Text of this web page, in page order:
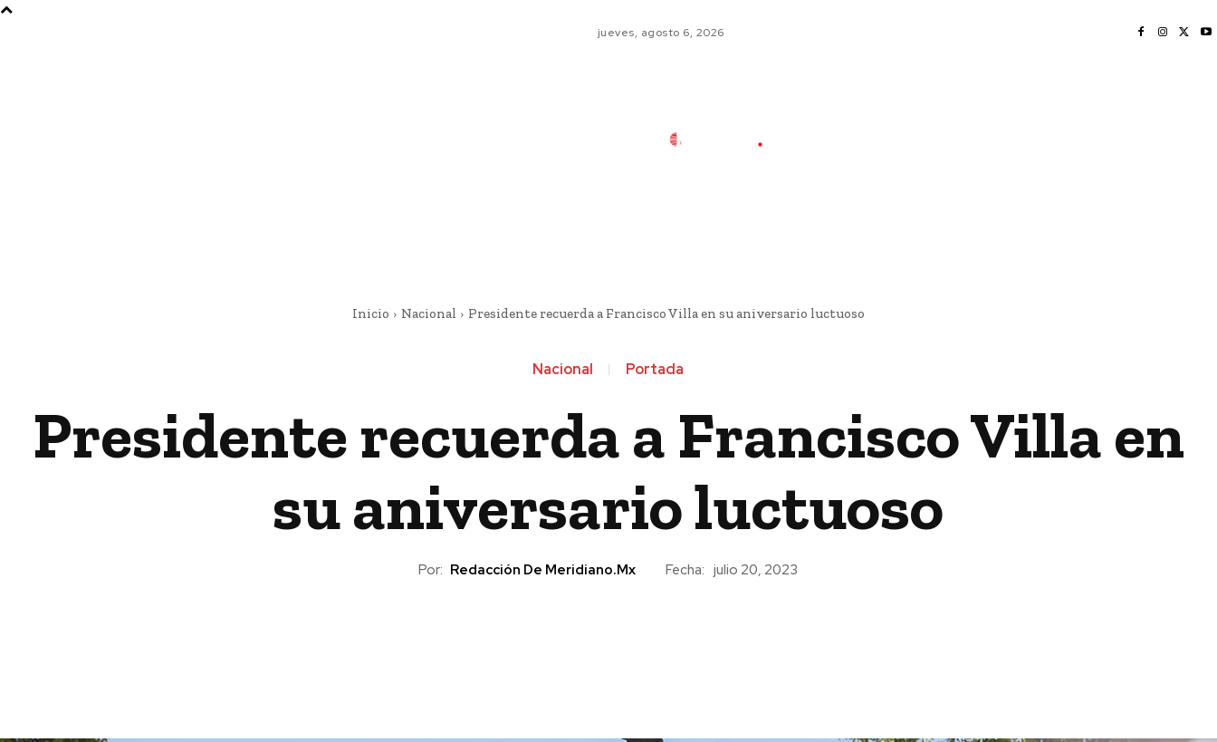
jueves, agosto 6, 2026
Inicio Nacional Presidente recuerda a Francisco Villa en su aniversario luctuoso
Nacional Portada
Presidente recuerda a Francisco Villa en
su aniversario luctuoso
Por: Redacción De Meridiano.mx Fecha: julio 20, 2023